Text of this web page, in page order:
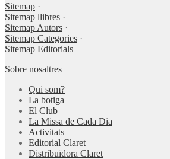
Sitemap ·
Sitemap llibres ·
Sitemap Autors ·
Sitemap Categories ·
Sitemap Editorials
Sobre nosaltres
Qui som?
La botiga
El Club
La Missa de Cada Dia
Activitats
Editorial Claret
Distribuïdora Claret